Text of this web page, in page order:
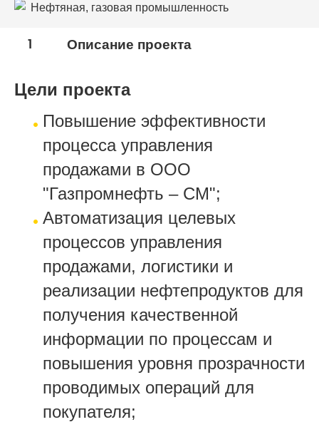
Нефтяная, газовая промышленность
1 Описание проекта
Цели проекта
Повышение эффективности
процесса управления
продажами в ООО
"Газпромнефть – СМ";
Автоматизация целевых
процессов управления
продажами, логистики и
реализации нефтепродуктов для
получения качественной
информации по процессам и
повышения уровня прозрачности
проводимых операций для
покупателя;